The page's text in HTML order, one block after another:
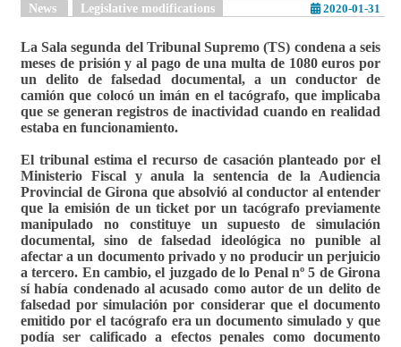
News Legislative modifications 2020-01-31
La Sala segunda del Tribunal Supremo (TS) condena a seis
meses de prisión y al pago de una multa de 1080 euros por
un delito de falsedad documental, a un conductor de
camión que colocó un imán en el tacógrafo, que implicaba
que se generan registros de inactividad cuando en realidad
estaba en funcionamiento.
El tribunal estima el recurso de casación planteado por el
Ministerio Fiscal y anula la sentencia de la Audiencia
Provincial de Girona que absolvió al conductor al entender
que la emisión de un ticket por un tacógrafo previamente
manipulado no constituye un supuesto de simulación
documental, sino de falsedad ideológica no punible al
afectar a un documento privado y no producir un perjuicio
a tercero. En cambio, el juzgado de lo Penal nº 5 de Girona
sí había condenado al acusado como autor de un delito de
falsedad por simulación por considerar que el documento
emitido por el tacógrafo era un documento simulado y que
podía ser calificado a efectos penales como documento